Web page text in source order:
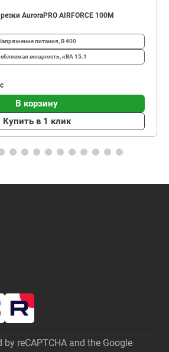
AuroraPRO AIRFORCE 100M
питания, В400
мощность, кВА 15.1
В корзину
Купить в 1 клик
reCAPTCHA and the Google